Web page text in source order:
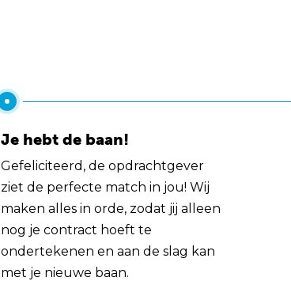
Je hebt de baan!
Gefeliciteerd, de opdrachtgever
ziet de perfecte match in jou! Wij
maken alles in orde, zodat jij alleen
nog je contract hoeft te
ondertekenen en aan de slag kan
met je nieuwe baan.